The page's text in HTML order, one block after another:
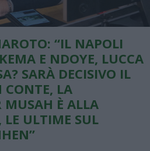
“IL NAPOLI
E NDOYE, LUCCA
SARÀ DECISIVO IL
CONTE, LA
MUSAH È ALLA
LE ULTIME SUL